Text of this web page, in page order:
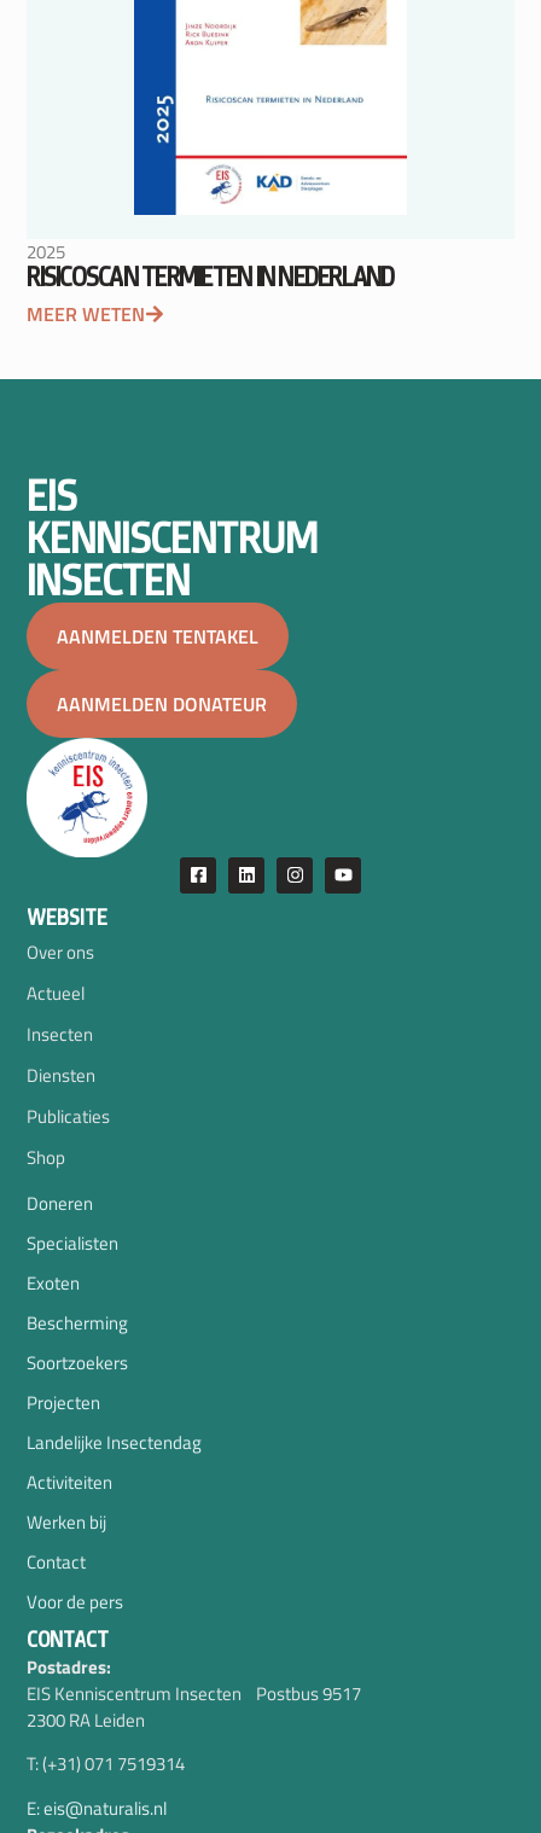
2025
RISICOSCAN TERMIETEN IN NEDERLAND
MEER WETEN
EIS
KENNISCENTRUM
INSECTEN
AANMELDEN TENTAKEL
AANMELDEN DONATEUR
WEBSITE
Over ons
Actueel
Insecten
Diensten
Publicaties
Shop
Doneren
Specialisten
Exoten
Bescherming
Soortzoekers
Projecten
Landelijke Insectendag
Activiteiten
Werken bij
Contact
Voor de pers
CONTACT
Postadres:
EIS Kenniscentrum Insecten Postbus 9517
2300 RA Leiden
T: (+31) 071 7519314
E: eis@naturalis.nl